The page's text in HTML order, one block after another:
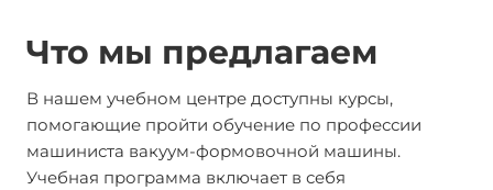
Что мы предлагаем
В нашем учебном центре доступны курсы,
помогающие пройти обучение по профессии
машиниста вакуум-формовочной машины.
Учебная программа включает в себя